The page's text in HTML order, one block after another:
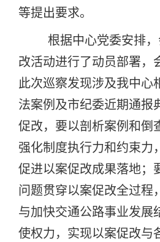
等提出要求。
根据中心党委安排，
改活动进行了动员部署，
此次巡察发现涉及我中心
法案例及市纪委近期通报
促改，要以剖析案例和倒
强化制度执行力和约束力
促进以案促改成果落地；
问题贯穿以案促改全过程
与加快交通公路事业发展
使权力，实现以案促改与